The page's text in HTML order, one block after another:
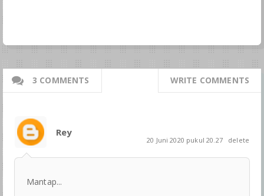
3 COMMENTS WRITE COMMENTS
Rey
20 Juni 2020 pukul 20.27 delete
Mantap...